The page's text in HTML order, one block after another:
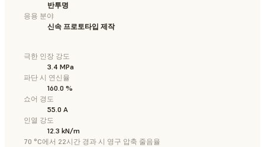
반투명
응용 분야
신속 프로토타입 제작
극한 인장 강도
3.4 MPa
파단 시 연신율
160.0 %
쇼어 경도
55.0 A
인열 강도
12.3 kN/m
70 °C에서 22시간 경과 시 영구 압축 줄음율